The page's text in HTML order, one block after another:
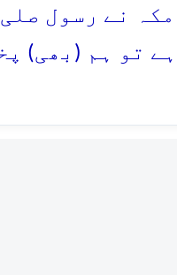
مکہ نے رسول
تو ہم (بھی)